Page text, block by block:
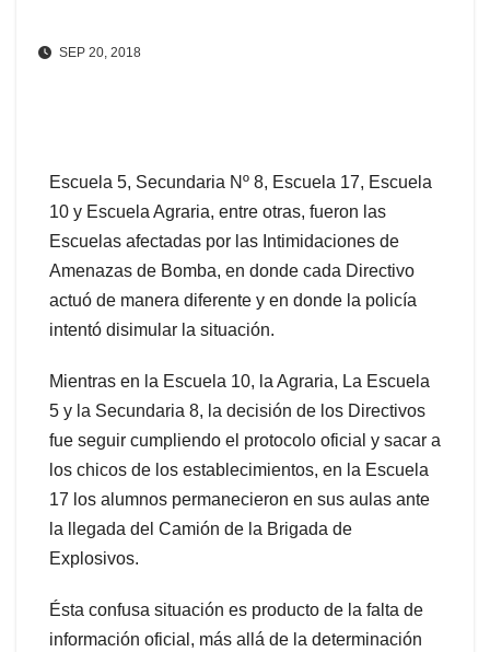
SEP 20, 2018
Escuela 5, Secundaria Nº 8, Escuela 17, Escuela
10 y Escuela Agraria, entre otras, fueron las
Escuelas afectadas por las Intimidaciones de
Amenazas de Bomba, en donde cada Directivo
actuó de manera diferente y en donde la policía
intentó disimular la situación.
Mientras en la Escuela 10, la Agraria, La Escuela
5 y la Secundaria 8, la decisión de los Directivos
fue seguir cumpliendo el protocolo oficial y sacar a
los chicos de los establecimientos, en la Escuela
17 los alumnos permanecieron en sus aulas ante
la llegada del Camión de la Brigada de
Explosivos.
Ésta confusa situación es producto de la falta de
información oficial, más allá de la determinación